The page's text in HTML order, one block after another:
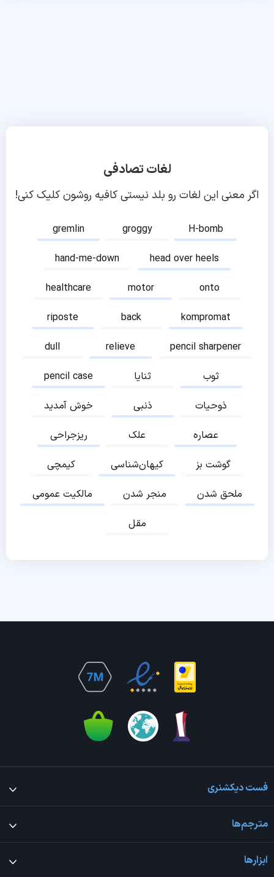
لغات تصادفی
اگر معنی این لغات رو بلد نیستی کافیه روشون کلیک کنی!
gremlin groggy
H-bomb
hand-me-down
head over heels
healthcare
motor
onto
riposte
back
kompromat
dull
relieve
pencil sharpener
pencil case
ثنایا
ثوب
خوش آمدید
ذنبی
ذوحیات
ریزجراحی
علک
عصاره
کیمچی
کیهان‌شناسی
گوشت بز
مالکیت عمومی
منجر شدن
ملحق شدن
مقل
فست دیکشنری
مترجم‌ها
ابزارها